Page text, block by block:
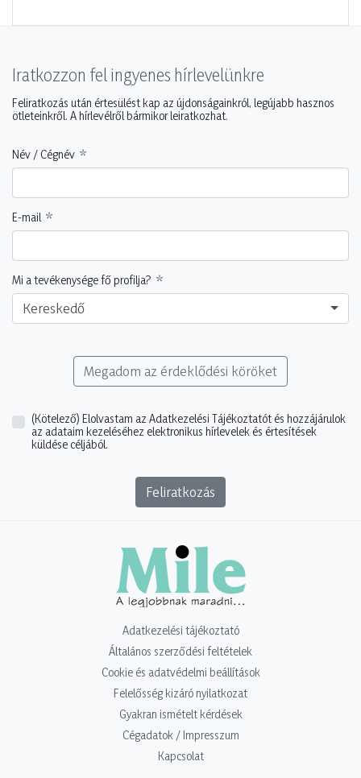
Iratkozzon fel ingyenes hírlevelünkre
Feliratkozás után értesülést kap az újdonságainkról, legújabb hasznos
ötleteinkről. A hírlevélről bármikor leiratkozhat.
Név / Cégnév
E-mail
Mi a tevékenysége fő profilja?
Kereskedő
Megadom az érdeklődési köröket
(Kötelező) Elolvastam az Adatkezelési Tájékoztatót és hozzájárulok
az adataim kezeléséhez elektronikus hírlevelek és értesítések
küldése céljából.
Feliratkozás
Adatkezelési tájékoztató
Általános szerződési feltételek
Cookie és adatvédelmi beállítások
Felelősség kizáró nyilatkozat
Gyakran ismételt kérdések
Cégadatok / Impresszum
Kapcsolat